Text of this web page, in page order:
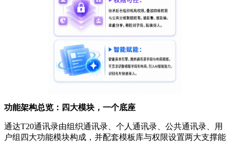
功能架构总览：四大模块，一个底座
通达T20通讯录由组织通讯录、个人通讯录、公共通讯录、用
户组四大功能模块构成，并配套模板库与权限设置两大支撑能